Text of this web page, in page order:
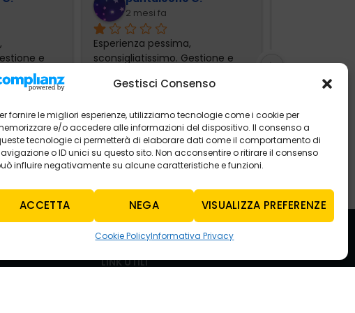
Gestisci Consenso
fornire le migliori esperienze, utilizziamo tecnologie come i cookie per
e/o accedere alle informazioni del dispositivo. Il consenso a
tecnologie ci permetterà di elaborare dati come il comportamento di
o ID unici su questo sito. Non acconsentire o ritirare il consenso
influire negativamente su alcune caratteristiche e funzioni.
ACCETTA NEGA VISUALIZZA PREFERENZE
Cookie PolicyInformativa Privacy
e
2 mesi fa
Esperienza pessima,
sconsigliatissimo. Gestione e
leggi tutto
Mercogliano
LINK UTILI